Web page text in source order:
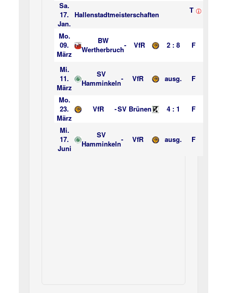
Sa.
17.
Jan.
Hallenstadtmeisterschaften T
Mo.
09.
März
BW
Wertherbruch- VfR 2 : 8 F
Mi.
11.
März
SV
Hamminkeln- VfR ausg. F
Mo.
23.
März
VfR -SV Brünen 4 : 1 F
Mi.
17.
Juni
SV
Hamminkeln- VfR ausg. F